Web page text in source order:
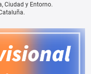
Ciudad y Entorno.